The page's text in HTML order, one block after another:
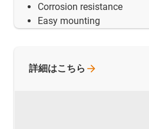
Corrosion resistance
Easy mounting
詳細はこちら